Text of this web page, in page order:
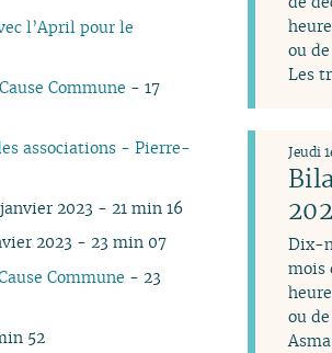
l’April pour le
Commune - 17
associations - Pierre-
2023 - 21 min 16
2023 - 23 min 07
Commune - 23
52
ou
Les
Jeudi
Dix-
mois
ou